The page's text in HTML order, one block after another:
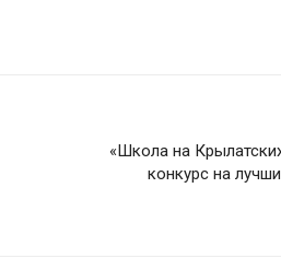
«Школа на
конкурс на